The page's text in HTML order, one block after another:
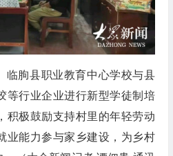
临朐县职业教育中心学校与县
等行业企业进行新型学徒制培
积极鼓励支持村里的年轻劳动
业能力参与家乡建设，为乡村